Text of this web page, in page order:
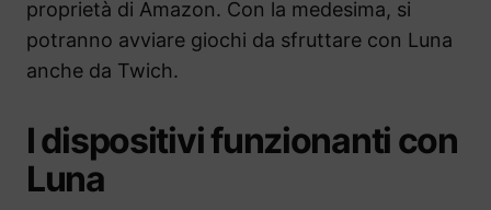
proprietà di Amazon. Con la medesima, si
potranno avviare giochi da sfruttare con Luna
anche da Twich.
I dispositivi funzionanti con
Luna